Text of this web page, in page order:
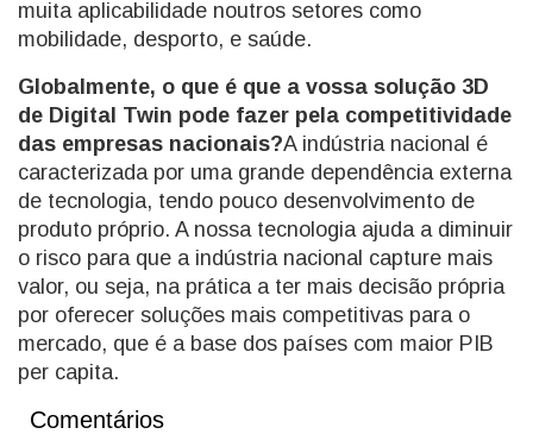
muita aplicabilidade noutros setores como
mobilidade, desporto, e saúde.
Globalmente, o que é que a vossa solução 3D
de Digital Twin pode fazer pela competitividade
das empresas nacionais?A indústria nacional é
caracterizada por uma grande dependência externa
de tecnologia, tendo pouco desenvolvimento de
produto próprio. A nossa tecnologia ajuda a diminuir
o risco para que a indústria nacional capture mais
valor, ou seja, na prática a ter mais decisão própria
por oferecer soluções mais competitivas para o
mercado, que é a base dos países com maior PIB
per capita.
Comentários